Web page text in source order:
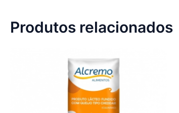
Produtos relacionados